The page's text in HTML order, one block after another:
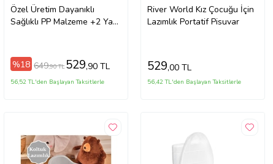
Özel Üretim Dayanıklı
Sağlıklı PP Malzeme +2 Yaş
%18 649,90 TL 529,90 TL
56,52 TL'den Başlayan Taksitlerle
River World Kız Çocuğu İçin
Lazımlık Portatif Pisuvar
529,00 TL
56,42 TL'den Başlayan Taksitlerle